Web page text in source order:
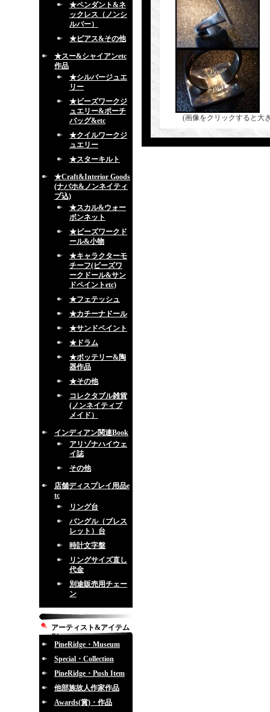
★ペンダント&ネ
ックレス（ノンシ
ルバー）
★ピアス&その他
★スー&シャイアンetc
作品
★シルバージュエ
リー
★ビーズワークジ
ュエリー&ポーチ
バッグ&etc
★クイルワークジ
ュエリー
★スターキルト
★Craft&Interior Goods
(ナバホ&ノンネイティ
ブ込)
★スカル&ウォー
ボンネット
★ビーズワークド
ール&小物
★キャラクターモ
チーフ(ビーズワ
ークドール&サン
ドペイントetc)
★フェテッシュ
★カチーナドール
★サンドペイント
★ドラム
★ポッテリー&陶
器作品
★その他
コレクタブル雑貨
(ノンネイティブ
メイド）
インディアン関連Book
アリゾナハイウェ
イ誌
その他
店舗ディスプレイ用品e
tc
リング台
バングル（ブレス
レット）台
時計文字盤
リングサイズ直し
代金
別途販売用チェー
ン
アーティスト&アイテム
別
PineRidge・Museum
Special・Collection
PineRidge・Push Item
他部族故人作家作品
Awards(賞)・作品
(画像をクリックすると大